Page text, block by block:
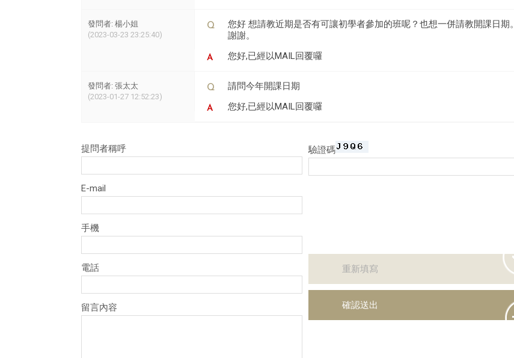
發問者: 楊小姐
(2023-03-23 23:25:40)
您好 想請教近期是否有可讓初學者參加的班呢？也想一併請教開課日期。
謝謝。
您好,已經以MAIL回覆囉
發問者: 張太太
(2023-01-27 12:52:23)
請問今年開課日期
您好,已經以MAIL回覆囉
提問者稱呼
E-mail
手機
電話
留言內容
驗證碼